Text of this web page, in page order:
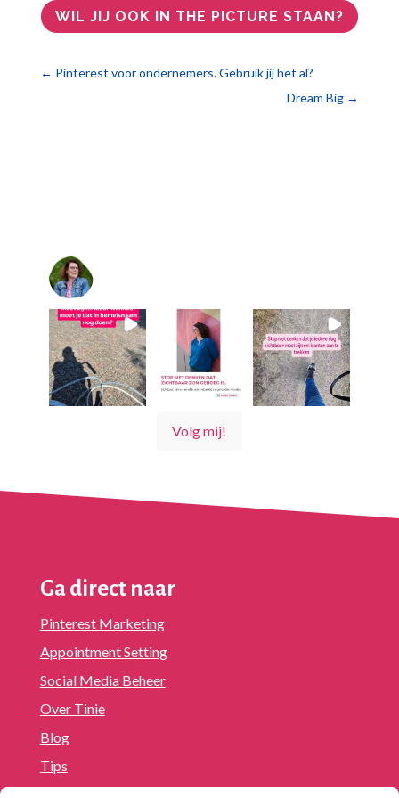
WIL JIJ OOK IN THE PICTURE STAAN?
← Pinterest voor ondernemers. Gebruik jij het al?
Dream Big →
Volg mij!
Ga direct naar
Pinterest Marketing
Appointment Setting
Social Media Beheer
Over Tinie
Blog
Tips